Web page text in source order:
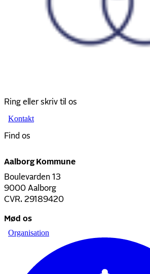
Ring eller skriv til os
Kontakt
Find os
Aalborg Kommune
Boulevarden 13
9000 Aalborg
CVR. 29189420
Mød os
Organisation